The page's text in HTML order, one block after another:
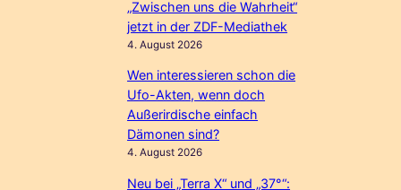
„Zwischen uns die Wahrheit“
jetzt in der ZDF-Mediathek
4. August 2026
Wen interessieren schon die
Ufo-Akten, wenn doch
Außerirdische einfach
Dämonen sind?
4. August 2026
Neu bei „Terra X“ und „37°“: